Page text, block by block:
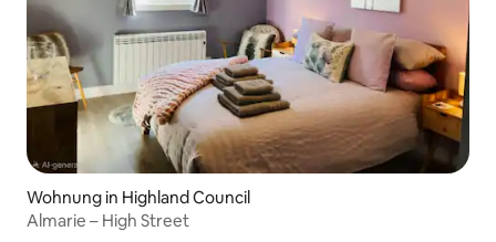
Wohnung in Highland Council
Almarie – High Street